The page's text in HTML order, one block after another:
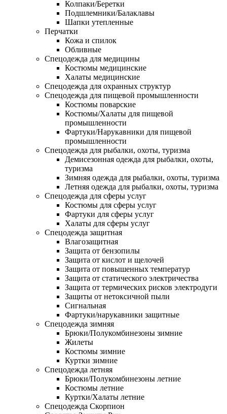
Колпаки/Беретки
Подшлемники/Балаклавы
Шапки утепленные
Перчатки
Кожа и спилок
Обливные
Спецодежда для медицины
Костюмы медицинские
Халаты медицинские
Спецодежда для охранных структур
Спецодежда для пищевой промышленности
Костюмы поварские
Костюмы/Халаты для пищевой
промышленности
Фартуки/Нарукавники для пищевой
промышленности
Спецодежда для рыбалки, охоты, туризма
Демисезонная одежда для рыбалки, охоты,
туризма
Зимняя одежда для рыбалки, охоты, туризма
Летняя одежда для рыбалки, охоты, туризма
Спецодежда для сферы услуг
Костюмы для сферы услуг
Фартуки для сферы услуг
Халаты для сферы услуг
Спецодежда защитная
Влагозащитная
Защита от бензопилы
Защита от кислот и щелочей
Защита от повышенных температур
Защита от статического электричества
Защита от термических рисков электродуги
Защиты от нетоксичной пыли
Сигнальная
Фартуки/нарукавники защитные
Спецодежда зимняя
Брюки/Полукомбинезоны зимние
Жилеты
Костюмы зимние
Куртки зимние
Спецодежда летняя
Брюки/Полукомбинезоны летние
Костюмы летние
Куртки/Халаты летние
Спецодежда Скорпион